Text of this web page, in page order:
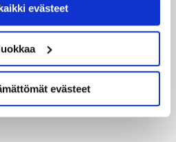
evästeet
evästeet
JYP-hyökkäystä!
– JYPin ja KeuPa HT:n